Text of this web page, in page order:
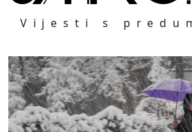
Vijesti s